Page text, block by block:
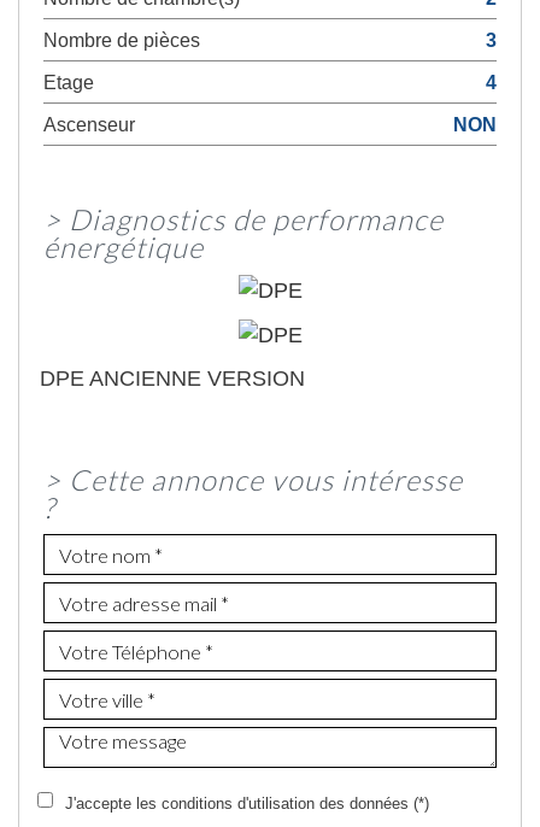
Nombre de pièces
3
Etage
4
Ascenseur
NON
> Diagnostics de performance
énergétique
DPE ANCIENNE VERSION
> Cette annonce vous intéresse
?
J'accepte les conditions d'utilisation des données (*)